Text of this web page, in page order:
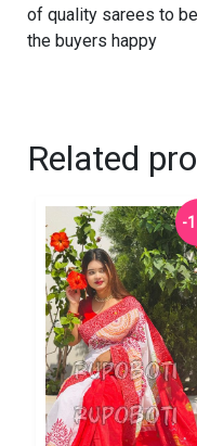
of quality sarees to
the buyers happy
Related
-